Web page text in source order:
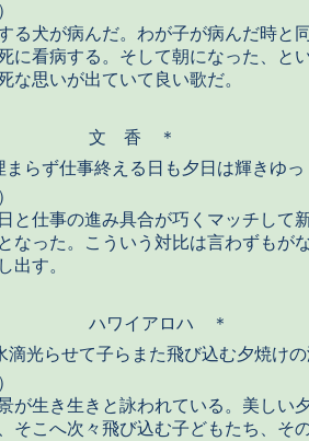
る犬が病んだ。わが子が病んだ時と
に看病する。そして朝になった、と
な思いが出ていて良い歌だ。
文 香 ＊
まらず仕事終える日も夕日は輝きゆ
と仕事の進み具合が巧くマッチして
なった。こういう対比は言わずもが
出す。
ハワイアロハ ＊
滴光らせて子らまた飛び込む夕焼け
が生き生きと詠われている。美しい
そこへ次々飛び込む子どもたち、そ